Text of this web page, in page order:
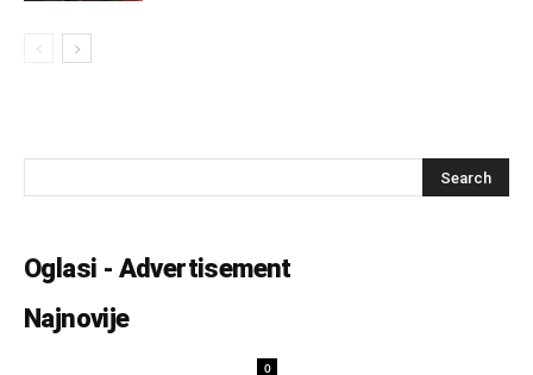
Oglasi - Advertisement
Najnovije
0